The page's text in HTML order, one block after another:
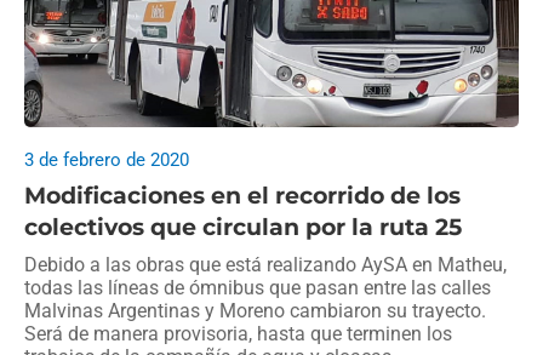
Modificaciones en el recorrido de los
colectivos que circulan por la ruta 25
3 de febrero de 2020
Debido a las obras que está realizando AySA en Matheu,
todas las líneas de ómnibus que pasan entre las calles
Malvinas Argentinas y Moreno cambiaron su trayecto.
Será de manera provisoria, hasta que terminen los